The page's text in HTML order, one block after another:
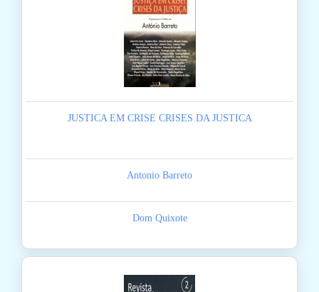
JUSTICA EM CRISE CRISES DA JUSTICA
Antonio Barreto
Dom Quixote